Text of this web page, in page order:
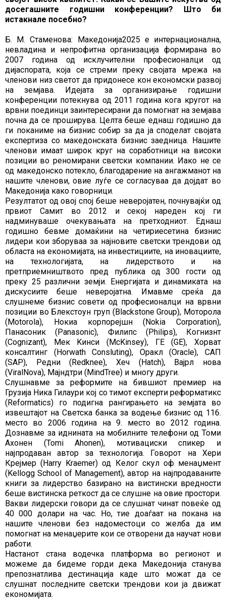
досегашните годишни конференции? Што би
истакнале посебно?
Б. М. Стаменова: Македонија2025 е интернационална,
невладина и непрофитна организација формирана во
2007 година од исклучителни професионалци од
дијаспората, која се стреми преку својата мрежа на
членови низ светот да придонесе кон економски развој
на земјава. Идејата за организирање годишни
конференции потекнува од 2011 година кога кругот на
врвни поединци заинтересирани да помогнат на земјава
почна да се проширува. Целта беше еднаш годишно да
ги поканиме на бизнис собир за да ја споделат својата
експертиза со македонската бизнис заедница. Нашите
членови имаат широк круг на соработници на високи
позиции во реномирани светски компании. Иако не се
од македонско потекло, благодарение на ангажманот на
нашите членови, овие луѓе се согласуваа да дојдат во
Македонија како говорници.
Резултатот од овој спој беше неверојатен, почнувајќи од
првиот Самит во 2012 и секој нареден кој ги
надминуваше очекувањата на претходниот. Еднаш
годишно бевме домаќини на четириесетина бизнис
лидери кои зборуваа за најновите светски трендови од
областа на економијата, на инвестициите, на иновациите,
на технологијата, на лидерството и на
претприемништвото пред публика од 300 гости од
преку 25 различни земји. Енергијата и динамиката на
дискусиите беше неверојатна. Имавме среќа да
слушнеме бизнис совети од професионалци на врвни
позиции во Блекстоун груп (Blackstone Group), Моторола
(Motorola), Нокиа корпорејшн (Nokia Corporation),
Панасоник (Panasonic), Филипс (Philips), Когнизнт
(Cognizant), Мек Kинси (McKinsey), ГЕ (GE), Хорват
консалтинг (Horwath Consluting), Оракл (Oracle), САП
(SAP), Редни (Redknee), Хеч (Hatch), Вајрл нова
(ViralNova), Мaјндтри (MindTree) и многу други.
Слушнавме за реформите на бившиот премиер на
Грузија Ника Гилаури кој со тимот експерти реформатикс
(Reformatics) го подигна рангирањето на земјата во
извештајот на Светска банка за водење бизнис од 116.
место во 2006 година на 9. место во 2012 година.
Дознавме за иднината на мобилните телефони од Томи
Ахонен (Tomi Ahonen), мотивациски спикер и
најпродаван автор за технологија. Говорот на Хери
Крејмер (Harry Kraemer) од Келог скул оф менаџмент
(Kellogg School of Management), автор на најпродаваните
книги за лидерство базирано на вистински вредности
беше вистинска реткост да се слушне на овие простори.
Вакви лидерски говори да се слушнат чинат повеќе од
40 000 долари на час. Но, тие доаѓаат на покана на
нашите членови без надоместоци со желба да им
помогнат на менаџерите кои се отворени да научат нови
работи.
Настанот стана водечка платформа во регионот и
можеме да бидеме горди дека Македонија станува
препознатлива дестинација каде што можат да се
слушнат последните светски трендови кои ја движат
економијата.